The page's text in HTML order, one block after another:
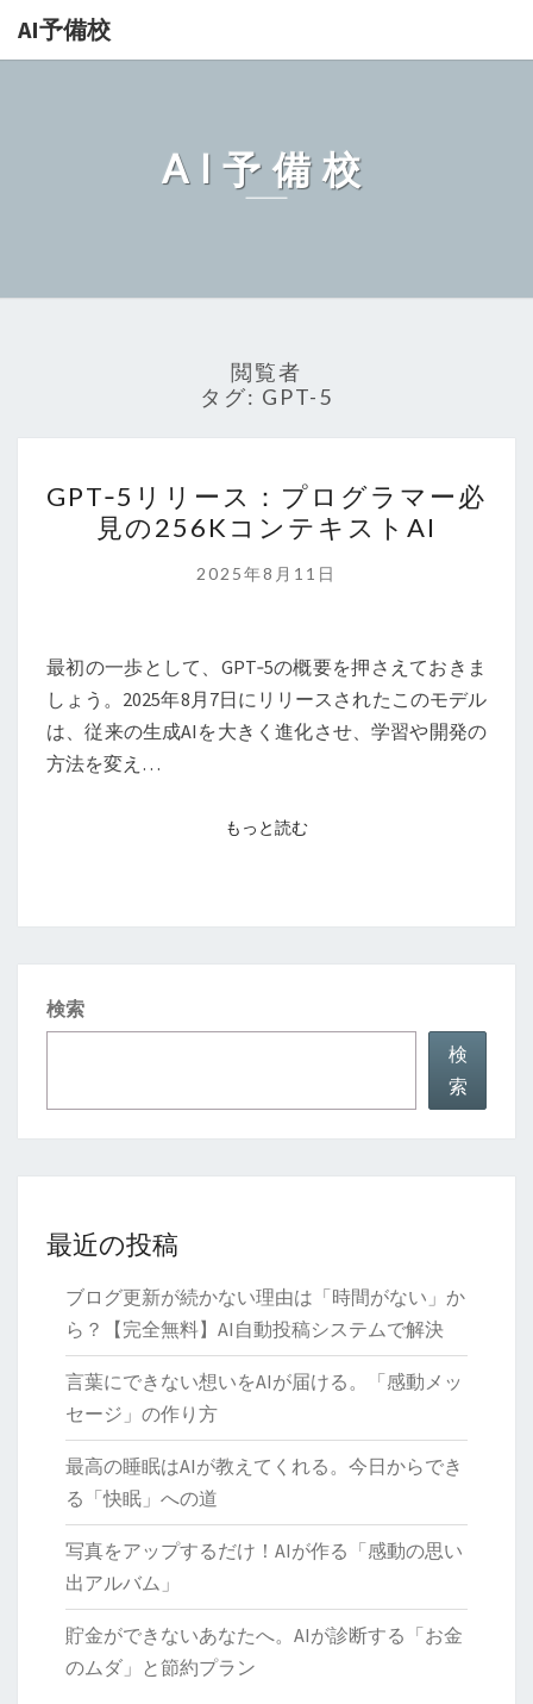
AI予備校
AI予備校
閲覧者
タグ: GPT-5
リ
リ
ー
ロ
グ
ラ
必
256K
ト
GPT‑5リリース：プログラマー必
見の256KコンテキストAI
2025年8月11日
最初の一歩として、GPT‑5の概要を押さえておきま
しょう。2025年8月7日にリリースされたこのモデル
は、従来の生成AIを大きく進化させ、学習や開発の
方法を変え…
もっと読むもっと読む
検索
検
索
最近の投稿
ブログ更新が続かない理由は「時間がない」か
ら？【完全無料】AI自動投稿システムで解決
言葉にできない想いをAIが届ける。「感動メッ
セージ」の作り方
最高の睡眠はAIが教えてくれる。今日からでき
る「快眠」への道
写真をアップするだけ！AIが作る「感動の思い
出アルバム」
貯金ができないあなたへ。AIが診断する「お金
のムダ」と節約プラン